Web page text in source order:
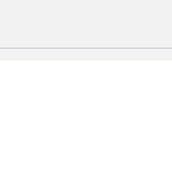
Informácie pre klienta